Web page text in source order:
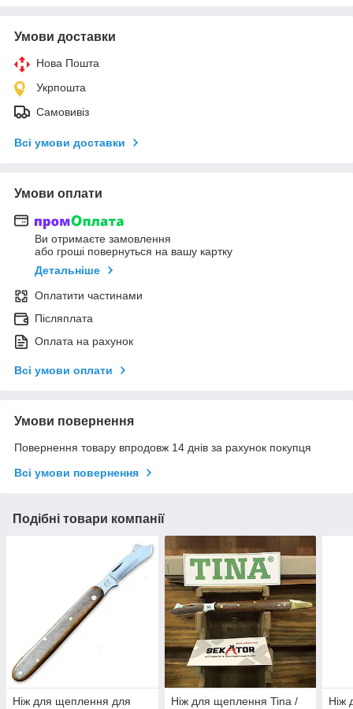
Умови доставки
Нова Пошта
Укрпошта
Самовивіз
Всі умови доставки
Умови оплати
Ви отримаєте замовлення
або гроші повернуться на вашу картку
Детальніше
Оплатити частинами
Післяплата
Оплата на рахунок
Всі умови оплати
Умови повернення
Повернення товару впродовж 14 днів за рахунок покупця
Всі умови повернення
Подібні товари компанії
Ніж для щеплення для
Ніж для щеплення Tina /
Ніж